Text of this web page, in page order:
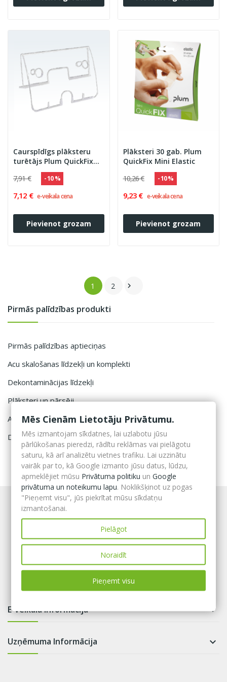
Pirmās palīdzības produkti
Pirmās palīdzības aptieciņas
Acu skalošanas līdzekļi un komplekti
Dekontaminācijas līdzekļi
Plāksteri un pārsēji
Aptieciņu kastes
Defibrilatoru kastes
Caurspīdīgs plāksteru
turētājs Plum QuickFix
7,91 € - 10 %
7,12 € e-veikala cena
Pievienot grozam
Plāksteri 30 gab. Plum
QuickFix Mini Elastic
10,26 €
- 10 %
9,23 € e-veikala cena
Pievienot grozam
1 2 
E-veikala informācija 
Uzņēmuma Informācija 
Mēs Cienām Lietotāju Privātumu.
Mēs izmantojam sīkdatnes, lai uzlabotu jūsu
pārlūkošanas pieredzi, rādītu reklāmas vai pielāgotu
saturu, kā arī analizētu vietnes trafiku. Lai uzzinātu
vairāk par to, kā Google izmanto jūsu datus, lūdzu,
apmeklējiet mūsu Privātuma politiku unGoogle
privātuma un noteikumu lapu. Noklikšķinot uz pogas
"Pieņemt visu", jūs piekrītat mūsu sīkdatņu
izmantošanai.
Pielāgot
Noraidīt
Pieņemt visu